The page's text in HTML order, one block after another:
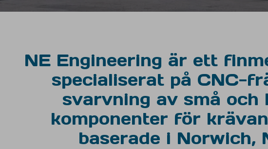
NE Engineering är ett
specialiserat på CNC-
svarvning av små och
komponenter för
baserade i Norwich,